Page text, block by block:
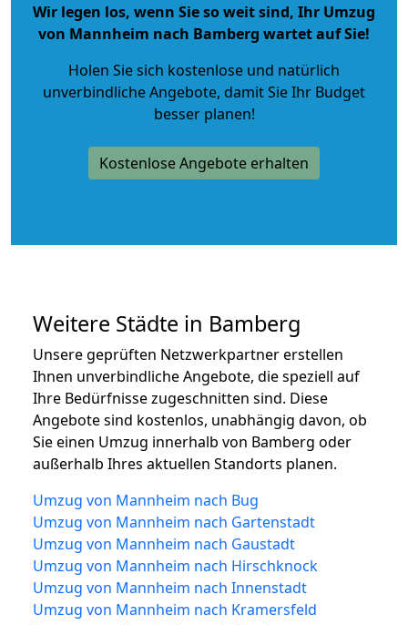
Wir legen los, wenn Sie so weit sind, Ihr Umzug
von Mannheim nach Bamberg wartet auf Sie!
Holen Sie sich kostenlose und natürlich
unverbindliche Angebote, damit Sie Ihr Budget
besser planen!
Kostenlose Angebote erhalten
Weitere Städte in Bamberg
Unsere geprüften Netzwerkpartner erstellen
Ihnen unverbindliche Angebote, die speziell auf
Ihre Bedürfnisse zugeschnitten sind. Diese
Angebote sind kostenlos, unabhängig davon, ob
Sie einen Umzug innerhalb von Bamberg oder
außerhalb Ihres aktuellen Standorts planen.
Umzug von Mannheim nach Bug
Umzug von Mannheim nach Gartenstadt
Umzug von Mannheim nach Gaustadt
Umzug von Mannheim nach Hirschknock
Umzug von Mannheim nach Innenstadt
Umzug von Mannheim nach Kramersfeld